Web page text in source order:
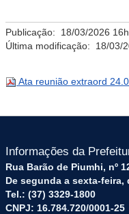
Publicação: 18/03/2026
Última modificação: 18/03/
Ata reunião extraord
Informações da
Rua Barão de Piumhi, nº
De segunda a sexta-feira,
Tel.: (37) 3329-1800
CNPJ: 16.784.720/0001-25